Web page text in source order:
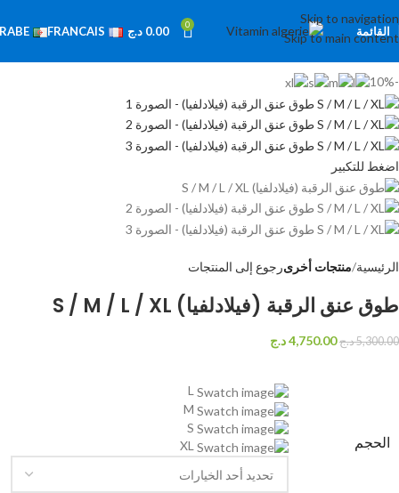
Skip to navigation
Skip to main content
القائمة 0
0.00 د.ج FRANCAIS
-10%
اضغط للتكبير
الرئيسية منتجات أخرىرجوع إلى المنتجات
طوق عنق الرقبة (فيلادلفيا) S / M / L / XL
5,300.00د.ج 4,750.00د.ج
الحجم
L
M
S
XL